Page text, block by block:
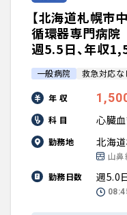
【北海道札幌
循環器専門病
週5.5日、年収
一般病院 救急対応な
年 収
科 目 心臓
勤務地 北海
山
勤務日数
週5.0